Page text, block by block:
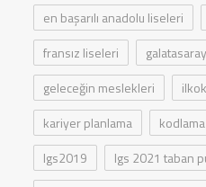
en başarılı anadolu liseleri
fransız liseleri
geleceğin meslekleri
kariyer planlama
kodlama
lgs2019
lgs 2021 taban